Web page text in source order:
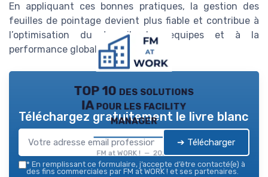
En appliquant ces bonnes pratiques, la gestion des
feuilles de pointage devient plus fiable et contribue à
l’optimisation du travail des equipes et à la
performance globale de l’entreprise.
TOP 10 des solutions
IA pour les facility
manager
FM at WORK ! — 2026
Téléchargez gratuitement le livre blanc
➔ Télécharger
* En remplissant ce formulaire, j’accepte d’être contacté(e) à
des fins commerciales par FM at WORK ! et ses partenaires.